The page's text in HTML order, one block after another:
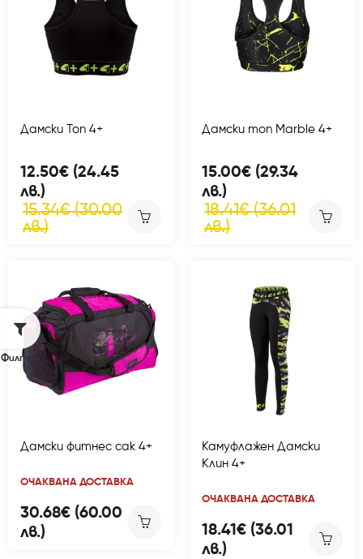
Филтри
Дамски Топ 4+
12.50€ (24.45
лв.)
15.34€ (30.00
лв.)
Дамски топ Marble 4+
15.00€ (29.34
лв.)
18.41€ (36.01
лв.)
Дамски фитнес сак 4+
ОЧАКВАНА ДОСТАВКА
30.68€ (60.00
лв.)
Камуфлажен Дамски
Клин 4+
ОЧАКВАНА ДОСТАВКА
18.41€ (36.01
лв.)